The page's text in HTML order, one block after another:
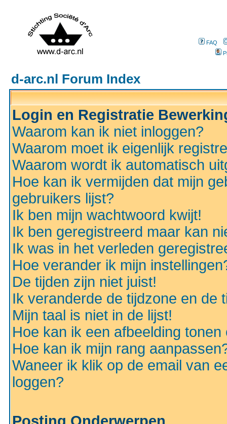
FAQ
d-arc.nl Forum Index
Login en Registratie
Waarom kan ik niet inloggen?
Waarom moet ik eigenlijk
Waarom wordt ik automatisch
Hoe kan ik vermijden dat mijn
gebruikers lijst?
Ik ben mijn wachtwoord kwijt!
Ik ben geregistreerd maar kan
Ik was in het verleden
Hoe verander ik mijn
De tijden zijn niet juist!
Ik veranderde de tijdzone en de
Mijn taal is niet in de lijst!
Hoe kan ik een afbeelding
Hoe kan ik mijn rang
Waneer ik klik op de email van
loggen?